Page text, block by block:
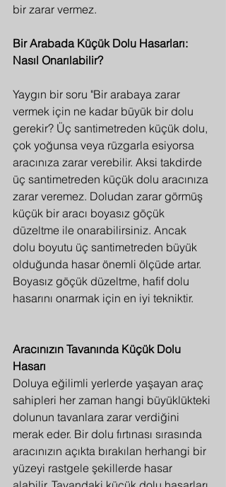
bir zarar vermez.
Bir Arabada Küçük Dolu Hasarları:
Nasıl Onarılabilir?
Yaygın bir soru "Bir arabaya zarar
vermek için ne kadar büyük bir dolu
gerekir? Üç santimetreden küçük dolu,
çok yoğunsa veya rüzgarla esiyorsa
aracınıza zarar verebilir. Aksi takdirde
üç santimetreden küçük dolu aracınıza
zarar veremez. Doludan zarar görmüş
küçük bir aracı boyasız göçük
düzeltme ile onarabilirsiniz. Ancak
dolu boyutu üç santimetreden büyük
olduğunda hasar önemli ölçüde artar.
Boyasız göçük düzeltme, hafif dolu
hasarını onarmak için en iyi tekniktir.
Aracınızın Tavanında Küçük Dolu
Hasarı
Doluya eğilimli yerlerde yaşayan araç
sahipleri her zaman hangi büyüklükteki
dolunun tavanlara zarar verdiğini
merak eder. Bir dolu fırtınası sırasında
aracınızın açıkta bırakılan herhangi bir
yüzeyi rastgele şekillerde hasar